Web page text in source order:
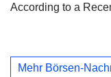
According to a
Mehr Börsen-